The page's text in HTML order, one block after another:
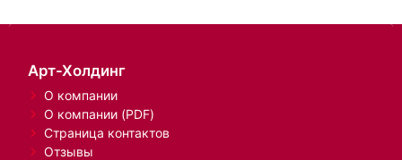
Арт-Холдинг
О компании
О компании (PDF)
Страница контактов
Отзывы